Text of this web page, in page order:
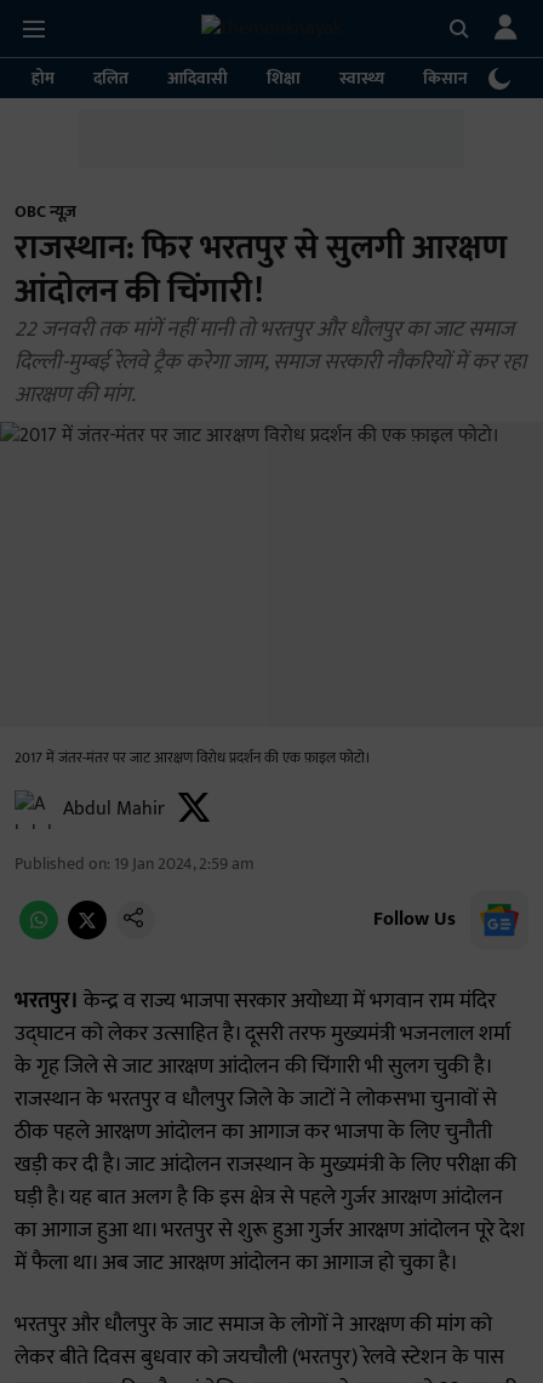
होम दलित आदिवासी शिक्षा स्वास्थ्य किसान
OBC न्यूज़
राजस्थान: फिर भरतपुर से सुलगी आरक्षण
आंदोलन की चिंगारी!
22 जनवरी तक मांगें नहीं मानी तो भरतपुर और धौलपुर का जाट समाज
दिल्ली-मुम्बई रेलवे ट्रैक करेगा जाम, समाज सरकारी नौकरियों में कर रहा
आरक्षण की मांग.
2017 में जंतर-मंतर पर जाट आरक्षण विरोध प्रदर्शन की एक फ़ाइल फोटो।
Abdul Mahir
Published on: 19 Jan 2024, 2:59 am
Follow Us
भरतपुर। केन्द्र व राज्य भाजपा सरकार अयोध्या में भगवान राम मंदिर
उद्घाटन को लेकर उत्साहित है। दूसरी तरफ मुख्यमंत्री भजनलाल शर्मा
के गृह जिले से जाट आरक्षण आंदोलन की चिंगारी भी सुलग चुकी है।
राजस्थान के भरतपुर व धौलपुर जिले के जाटों ने लोकसभा चुनावों से
ठीक पहले आरक्षण आंदोलन का आगाज कर भाजपा के लिए चुनौती
खड़ी कर दी है। जाट आंदोलन राजस्थान के मुख्यमंत्री के लिए परीक्षा की
घड़ी है। यह बात अलग है कि इस क्षेत्र से पहले गुर्जर आरक्षण आंदोलन
का आगाज हुआ था। भरतपुर से शुरू हुआ गुर्जर आरक्षण आंदोलन पूरे देश
में फैला था। अब जाट आरक्षण आंदोलन का आगाज हो चुका है।
भरतपुर और धौलपुर के जाट समाज के लोगों ने आरक्षण की मांग को
लेकर बीते दिवस बुधवार को जयचौली (भरतपुर) रेलवे स्टेशन के पास